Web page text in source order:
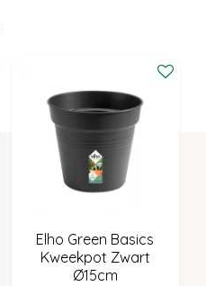
Elho Green Basics
Kweekpot Zwart
Ø15cm